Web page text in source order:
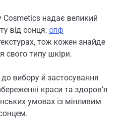
Cosmetics надає великий
від сонця: спф
тож кожен знайде
свого типу шкіри.
вибору й застосування
краси та здоров’я
умовах із мінливим